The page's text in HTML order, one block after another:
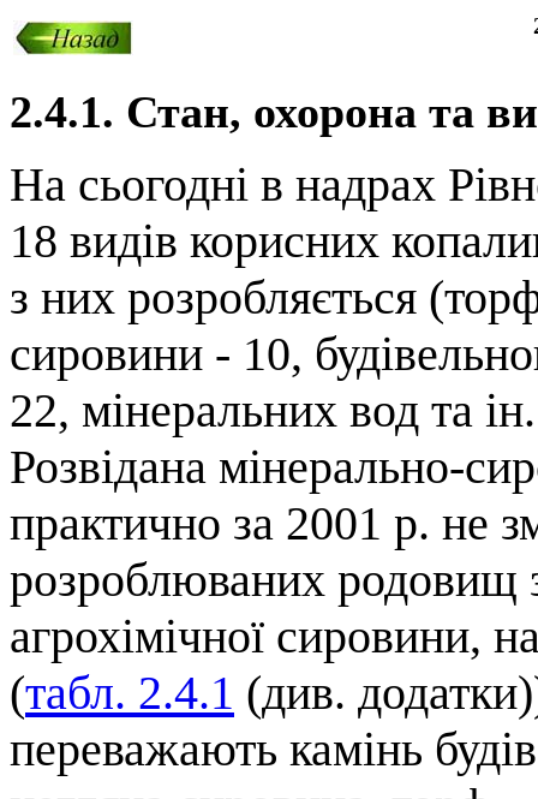
2.4.1. Стан, охорона та
На сьогодні в надрах
18 видів корисних
з них розробляється
сировини - 10,
22, мінеральних вод та
Розвідана мінерально-
практично за 2001 р. не
розроблюваних родовищ
агрохімічної сировини,
(табл. 2.4.1 (див.
переважають камінь